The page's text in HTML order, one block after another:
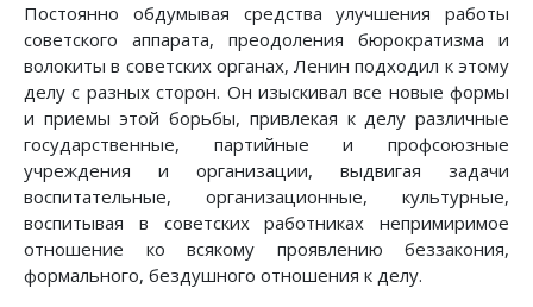
Постоянно обдумывая средства улучшения работы
советского аппарата, преодоления бюрократизма и
волокиты в советских органах, Ленин подходил к этому
делу с разных сторон. Он изыскивал все новые формы
и приемы этой борьбы, привлекая к делу различные
государственные, партийные и профсоюзные
учреждения и организации, выдвигая задачи
воспитательные, организационные, культурные,
воспитывая в советских работниках непримиримое
отношение ко всякому проявлению беззакония,
формального, бездушного отношения к делу.